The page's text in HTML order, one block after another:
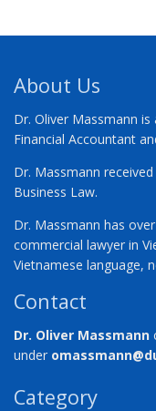
About Us
Dr. Oliver Massmann
Financial Accountant
Dr. Massmann
Business Law.
Dr. Massmann has
commercial lawyer in
Vietnamese language,
Contact
Dr. Oliver Massmann
under
Category